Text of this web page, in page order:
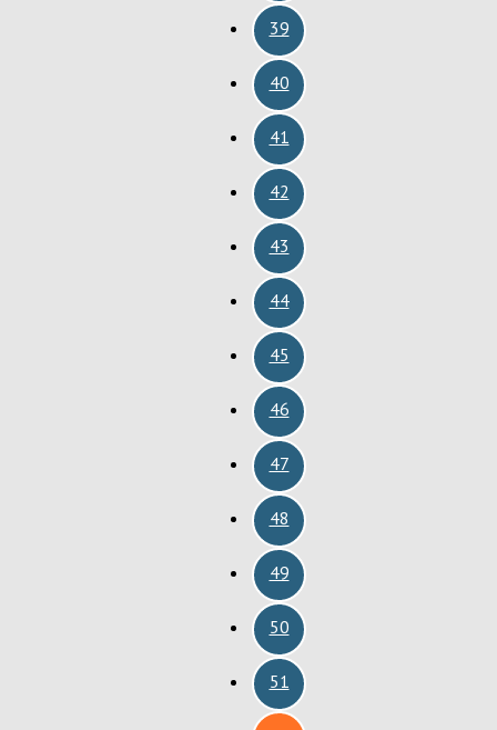
39
40
41
42
43
44
45
46
47
48
49
50
51